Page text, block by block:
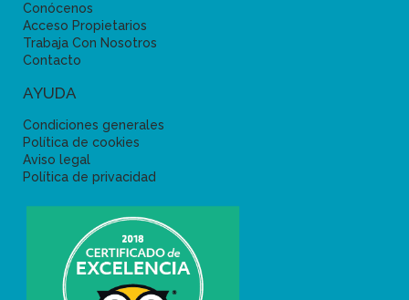
Conócenos
Acceso Propietarios
Trabaja Con Nosotros
Contacto
AYUDA
Condiciones generales
Política de cookies
Aviso legal
Política de privacidad